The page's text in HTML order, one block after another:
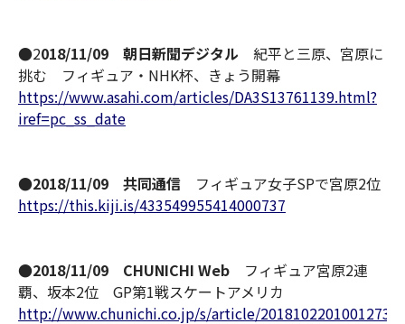
●2018/11/09 朝日新聞デジタル 紀平と三原、宮原に
挑む フィギュア・NHK杯、きょう開幕
https://www.asahi.com/articles/DA3S13761139.html?
iref=pc_ss_date
●2018/11/09 共同通信 フィギュア女子SPで宮原2位
https://this.kiji.is/433549955414000737
●2018/11/09 CHUNICHI Web フィギュア宮原2連
覇、坂本2位 GP第1戦スケートアメリカ
http://www.chunichi.co.jp/s/article/